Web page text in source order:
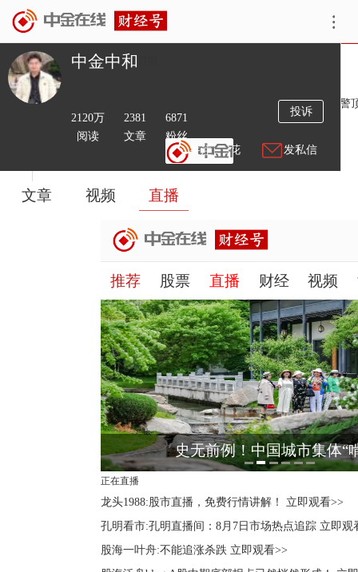
文章 视频 直播
中金中和
投诉
2120万
阅读
送鲜花
2381
文章
发私信
6871
粉丝
简介
中金中和的博客，对大盘分析有独特见解，多次成功提前预警
感觉对你的操作有很好参考作用。